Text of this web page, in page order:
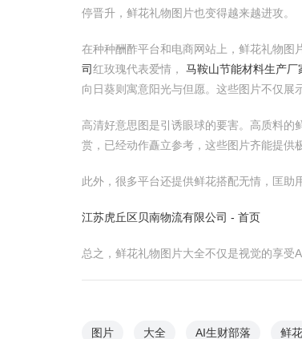
停晋升，鲜花礼物图片也变得越来越进攻。
在种种酬酢平台和电商网站上，鲜花礼物图
司红玫瑰代表爱情， 马鞍山节能材料生产
向日葵则寓意阳光与但愿。这些图片不仅展
高清好意思图是引诱眼球的要害。高质料
赏，已经动作矗立参考，这些图片齐能提供
此外，很多平台还提供鲜花搭配无情，匡助
江苏虎丘区贝南物流有限公司 - 首页
总之，鲜花礼物图片大全不仅是视觉的享受
图片 大全 AI生财部落 鲜花